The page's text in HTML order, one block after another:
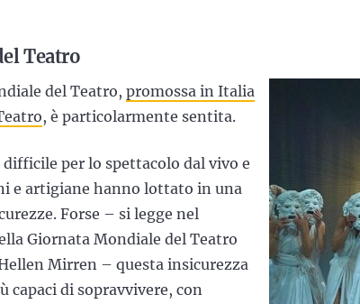
Teatro
del Teatro, promossa in Italia
, è particolarmente sentita.
per lo spettacolo dal vivo e
e artigiane hanno lottato in una
Forse – si legge nel
Giornata Mondiale del Teatro
Mirren – questa insicurezza
capaci di sopravvivere, con